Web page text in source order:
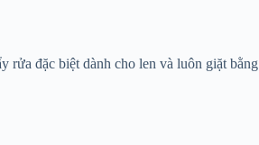
rửa đặc biệt dành cho len và luôn giặt bằng